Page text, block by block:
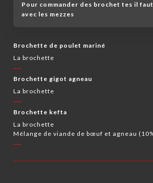
Pour commander des brochet tes il
avec les mezzes
Brochette de poulet mariné
La brochette
Brochette gigot agneau
La brochette
Brochette kefta
La brochette
Mélange de viande de bœuf et agneau